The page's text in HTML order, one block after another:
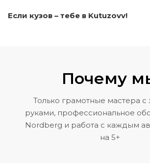
Если кузов – тебе в Kutuzovv!
Почему
Только грамотные мастера с
руками, профессиональное
Nordberg и работа с каждым
на 5+